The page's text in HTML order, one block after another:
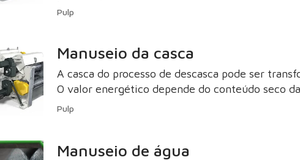
usina.
Pulp
Manuseio da casca
A casca do processo de descasca pode ser
O valor energético depende do conteúdo seco
Pulp
Manuseio de água